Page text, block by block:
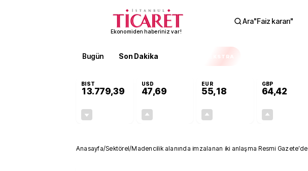
Ekonomiden haberiniz var!
Ara"Faiz kararı"
Bugün Son Dakika EKSTRA
BIST
13.779,39
USD
47,69
EUR
55,18
GBP
64,42
Anasayfa/Sektörel/Madencilik alanında imzalanan iki anlaşma Resmi Gazete’de